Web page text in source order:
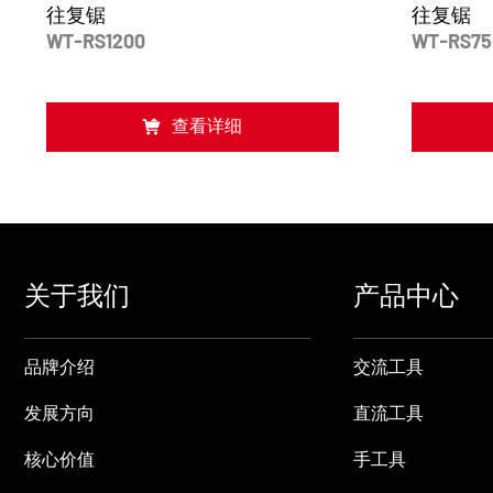
往复锯
WT-RS1200
查看详细
往复锯
WT-
关于我们
品牌介绍
发展方向
核心价值
产品中心
交流工具
直流工具
手工具